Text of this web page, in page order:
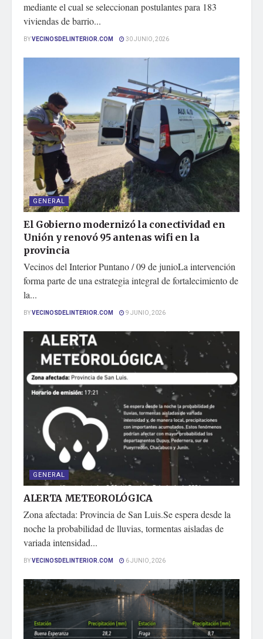
mediante el cual se seleccionan postulantes para 183
viviendas de barrio...
BYVECINOSDELINTERIOR.COM 30 JUNIO, 2026
GENERAL
El Gobierno modernizó la conectividad en
Unión y renovó 95 antenas wifi en la
provincia
Vecinos del Interior Puntano / 09 de junioLa intervención
forma parte de una estrategia integral de fortalecimiento de
la...
BYVECINOSDELINTERIOR.COM 9 JUNIO, 2026
GENERAL
ALERTA METEOROLÓGICA
Zona afectada: Provincia de San Luis.Se espera desde la
noche la probabilidad de lluvias, tormentas aisladas de
variada intensidad...
BYVECINOSDELINTERIOR.COM 6 JUNIO, 2026